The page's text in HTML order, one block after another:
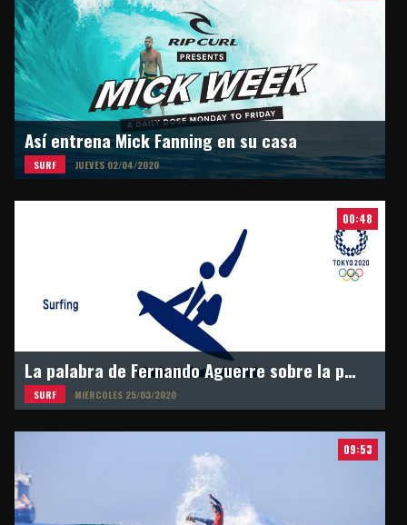
Así entrena Mick Fanning en su casa
SURF JUEVES 02/04/2020
00:48
La palabra de Fernando Aguerre sobre la postergación de los Juegos Olímpicos en Tokyo 2021
SURF MIERCOLES 25/03/2020
09:53